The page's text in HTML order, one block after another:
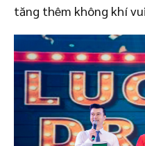
tăng thêm không khí